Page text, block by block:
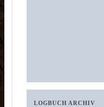
LOGBUCH ARCHIV